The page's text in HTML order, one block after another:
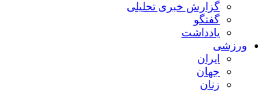
گزارش خبری تحلیلی
گفتگو
یادداشت
ورزشی
ایران
جهان
زنان